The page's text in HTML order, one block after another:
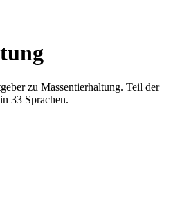
zu Massentierhaltung. Teil der
33 Sprachen.